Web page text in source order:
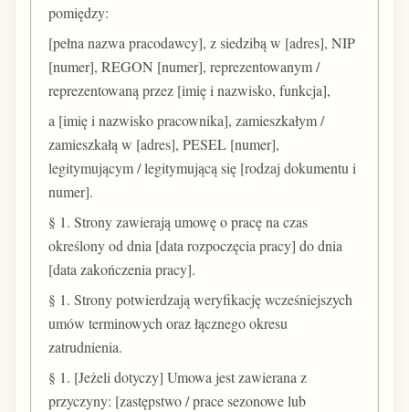
pomiędzy:
[pełna nazwa pracodawcy], z siedzibą w [adres], NIP
[numer], REGON [numer], reprezentowanym /
reprezentowaną przez [imię i nazwisko, funkcja],
a [imię i nazwisko pracownika], zamieszkałym /
zamieszkałą w [adres], PESEL [numer],
legitymującym / legitymującą się [rodzaj dokumentu i
numer].
§ 1. Strony zawierają umowę o pracę na czas
określony od dnia [data rozpoczęcia pracy] do dnia
[data zakończenia pracy].
§ 1. Strony potwierdzają weryfikację wcześniejszych
umów terminowych oraz łącznego okresu
zatrudnienia.
§ 1. [Jeżeli dotyczy] Umowa jest zawierana z
przyczyny: [zastępstwo / prace sezonowe lub